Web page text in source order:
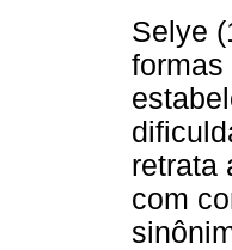
Selye
formas
retrata
com